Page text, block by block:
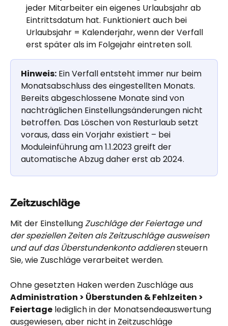
jeder Mitarbeiter ein eigenes Urlaubsjahr ab
Eintrittsdatum hat. Funktioniert auch bei
Urlaubsjahr = Kalenderjahr, wenn der Verfall
erst später als im Folgejahr eintreten soll.
Hinweis: Ein Verfall entsteht immer nur beim
Monatsabschluss des eingestellten Monats.
Bereits abgeschlossene Monate sind von
nachträglichen Einstellungsänderungen nicht
betroffen. Das Löschen von Resturlaub setzt
voraus, dass ein Vorjahr existiert – bei
Moduleinführung am 1.1.2023 greift der
automatische Abzug daher erst ab 2024.
Zeitzuschläge
Mit der Einstellung Zuschläge der Feiertage und
der speziellen Zeiten als Zeitzuschläge ausweisen
und auf das Überstundenkonto addieren steuern
Sie, wie Zuschläge verarbeitet werden.
Ohne gesetzten Haken werden Zuschläge aus
Administration > Überstunden & Fehlzeiten >
Feiertage lediglich in der Monatsendeauswertung
ausgewiesen, aber nicht in Zeitzuschläge